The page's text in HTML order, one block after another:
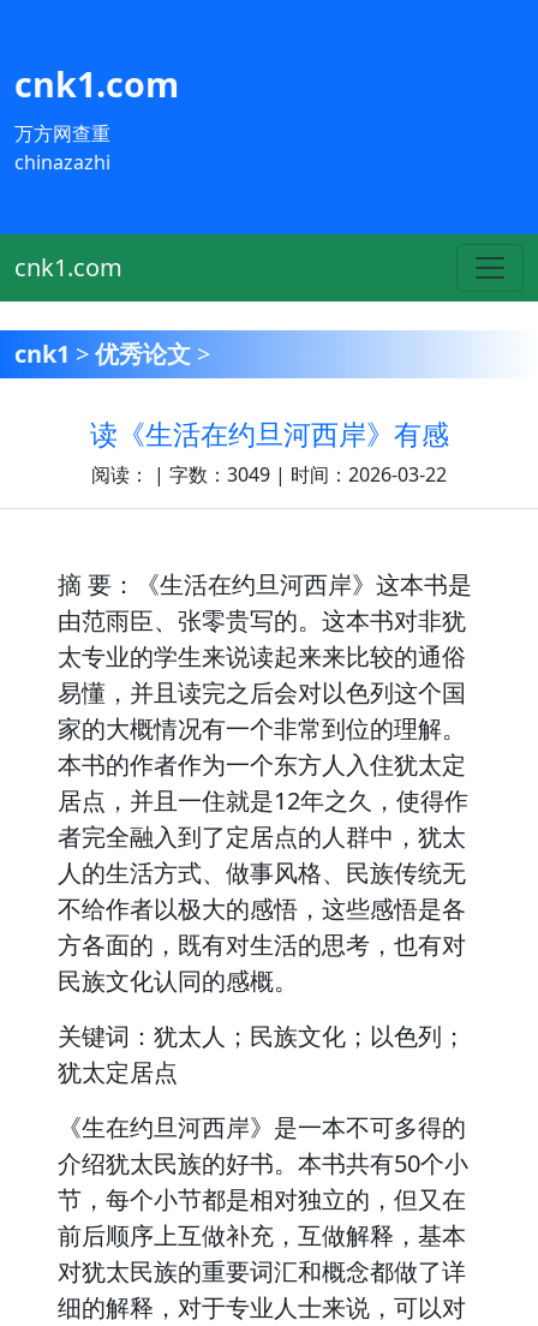
cnk1.com
万方网查重
chinazazhi
cnk1.com
cnk1 >优秀论文 >
读《生活在约旦河西岸》有感
阅读： | 字数：3049 | 时间：2026-03-22
摘 要：《生活在约旦河西岸》这本书是
由范雨臣、张零贵写的。这本书对非犹
太专业的学生来说读起来来比较的通俗
易懂，并且读完之后会对以色列这个国
家的大概情况有一个非常到位的理解。
本书的作者作为一个东方人入住犹太定
居点，并且一住就是12年之久，使得作
者完全融入到了定居点的人群中，犹太
人的生活方式、做事风格、民族传统无
不给作者以极大的感悟，这些感悟是各
方各面的，既有对生活的思考，也有对
民族文化认同的感概。
关键词：犹太人；民族文化；以色列；
犹太定居点
《生在约旦河西岸》是一本不可多得的
介绍犹太民族的好书。本书共有50个小
节，每个小节都是相对独立的，但又在
前后顺序上互做补充，互做解释，基本
对犹太民族的重要词汇和概念都做了详
细的解释，对于专业人士来说，可以对